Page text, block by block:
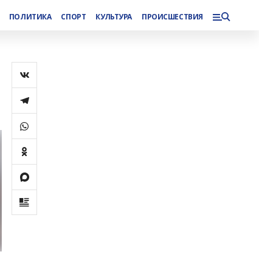
ПОЛИТИКА СПОРТ КУЛЬТУРА ПРОИСШЕСТВИЯ